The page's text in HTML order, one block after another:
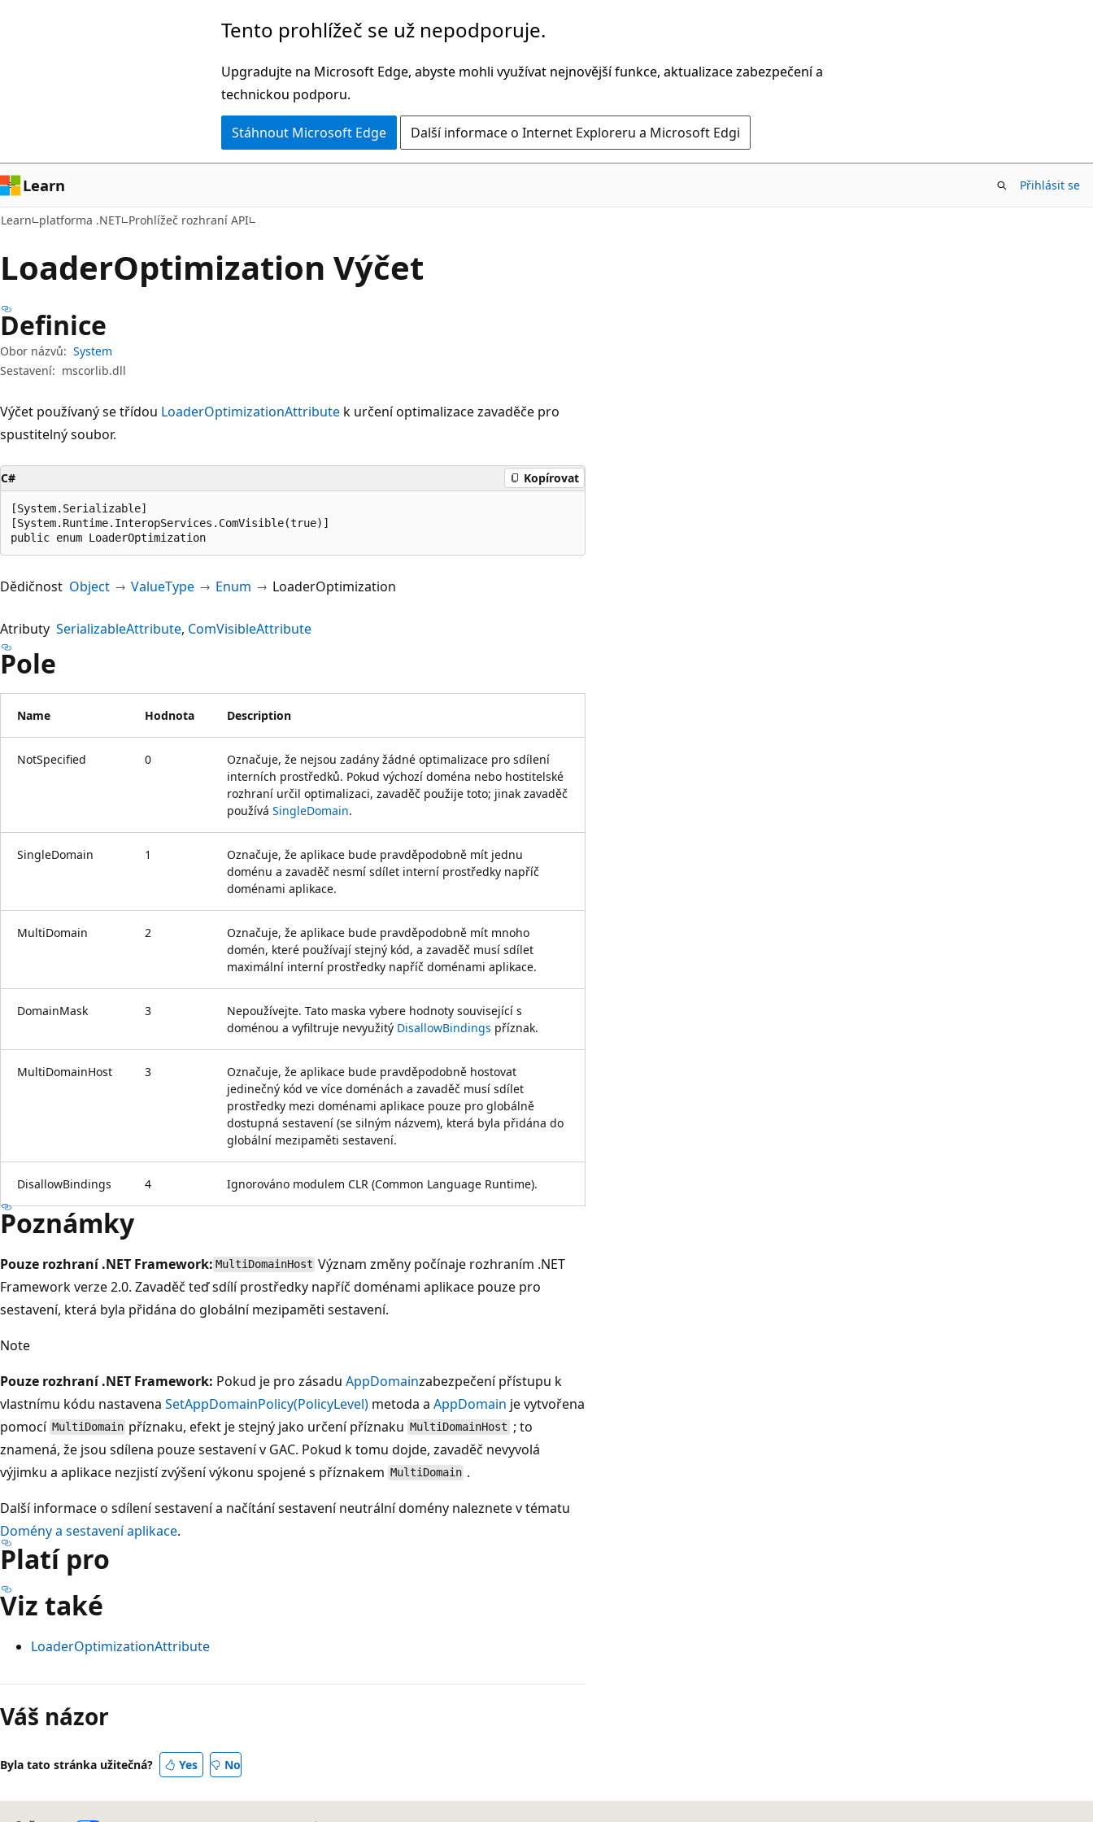
Tento prohlížeč se už nepodporuje.
Upgradujte na Microsoft Edge, abyste mohli využívat nejnovější funkce, aktualizace zabezpečení a
technickou podporu.
Stáhnout Microsoft Edge Další informace o Internet Exploreru a Microsoft Edgi
Learn Přihlásit se
Learn platforma .NET Prohlížeč rozhraní API
LoaderOptimization Výčet
Definice
Obor názvů: System
Sestavení: mscorlib.dll
Výčet používaný se třídou LoaderOptimizationAttribute k určení optimalizace zavaděče pro
spustitelný soubor.
C# Kopírovat
[System.Serializable]
[System.Runtime.InteropServices.ComVisible(true)]
public enum LoaderOptimization
Dědičnost Object ValueType Enum LoaderOptimization
Atributy SerializableAttribute ComVisibleAttribute
Pole
Name Hodnota Description
NotSpecified 0
Označuje, že nejsou zadány žádné optimalizace pro sdílení
interních prostředků. Pokud výchozí doména nebo hostitelské
rozhraní určil optimalizaci, zavaděč použije toto; jinak zavaděč
používá SingleDomain.
SingleDomain 1
Označuje, že aplikace bude pravděpodobně mít jednu
doménu a zavaděč nesmí sdílet interní prostředky napříč
doménami aplikace.
MultiDomain 2
Označuje, že aplikace bude pravděpodobně mít mnoho
domén, které používají stejný kód, a zavaděč musí sdílet
maximální interní prostředky napříč doménami aplikace.
DomainMask 3
Nepoužívejte. Tato maska vybere hodnoty související s
doménou a vyfiltruje nevyužitý DisallowBindings příznak.
MultiDomainHost 3
Označuje, že aplikace bude pravděpodobně hostovat
jedinečný kód ve více doménách a zavaděč musí sdílet
prostředky mezi doménami aplikace pouze pro globálně
dostupná sestavení (se silným názvem), která byla přidána do
globální mezipaměti sestavení.
DisallowBindings 4 Ignorováno modulem CLR (Common Language Runtime).
Poznámky
Pouze rozhraní .NET Framework: MultiDomainHost Význam změny počínaje rozhraním .NET
Framework verze 2.0. Zavaděč teď sdílí prostředky napříč doménami aplikace pouze pro
sestavení, která byla přidána do globální mezipaměti sestavení.
Note
Pouze rozhraní .NET Framework: Pokud je pro zásadu AppDomainzabezpečení přístupu k
vlastnímu kódu nastavena SetAppDomainPolicy(PolicyLevel) metoda a AppDomain je vytvořena
pomocí MultiDomain příznaku, efekt je stejný jako určení příznaku MultiDomainHost ; to
znamená, že jsou sdílena pouze sestavení v GAC. Pokud k tomu dojde, zavaděč nevyvolá
výjimku a aplikace nezjistí zvýšení výkonu spojené s příznakem MultiDomain .
Další informace o sdílení sestavení a načítání sestavení neutrální domény naleznete v tématu
Domény a sestavení aplikace.
Platí pro
Viz také
LoaderOptimizationAttribute
Režim
čtení
zakázán
Váš názor
Byla tato stránka užitečná? Yes No